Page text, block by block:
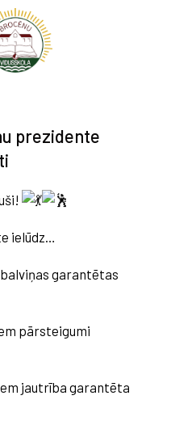
prezidente
ielūdz…
garantētas
pārsteigumi
jautrība garantēta